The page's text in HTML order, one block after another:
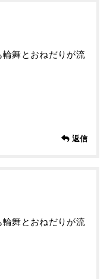
舞とおねだりが流
返信
舞とおねだりが流